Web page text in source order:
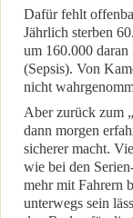
Dafür fehlt
Jährlich sterben
um 160.000
(Sepsis). Von
nicht
Aber zurück zum
dann morgen
sicherer macht.
wie bei den
mehr mit Fahrern
unterwegs sein